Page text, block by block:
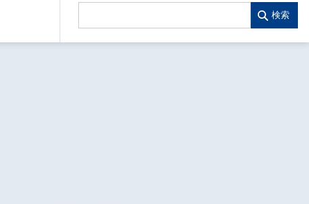
検索